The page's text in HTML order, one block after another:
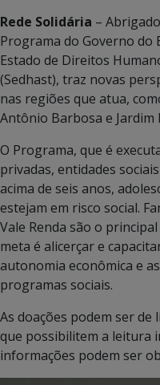
Rede Solidária –
Programa do Governo do
Estado de Direitos
(Sedhast), traz novas
nas regiões que atua,
Antônio Barbosa e Jardim
O Programa, que é
privadas, entidades
acima de seis anos,
estejam em risco social.
Vale Renda são o
meta é alicerçar e
autonomia econômica e
programas sociais.
As doações podem ser de
que possibilitem a leitura
informações podem ser